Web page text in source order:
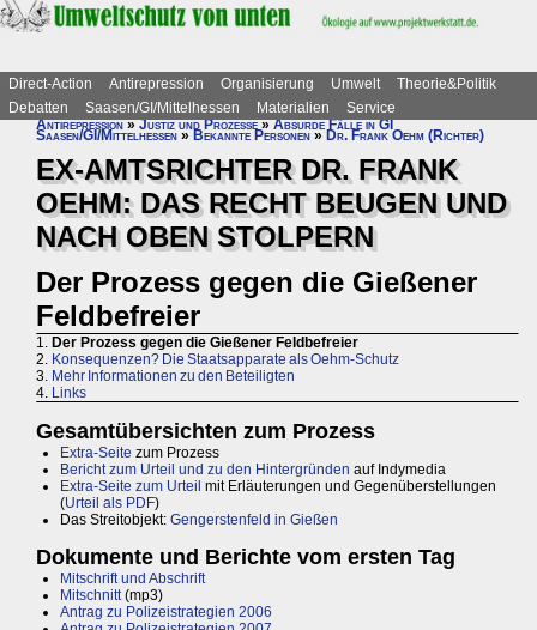
Direct-Action Antirepression Organisierung Umwelt
Theorie&Politik
Debatten
Saasen/GI/Mittelhessen Materialien
Service
Antirepression»Justiz und Prozesse»Absurde Fälle in GI
Saasen/GI/Mittelhessen » Bekannte Personen » Dr. Frank Oehm (Richter)
EX-AMTSRICHTER DR. FRANK
OEHM: DAS RECHT BEUGEN UND
NACH OBEN STOLPERN
Der Prozess gegen die Gießener
Feldbefreier
1. Der Prozess gegen die Gießener Feldbefreier
2. Konsequenzen? Die Staatsapparate als Oehm-Schutz
3. Mehr Informationen zu den Beteiligten
4. Links
Gesamtübersichten zum Prozess
Extra-Seite zum Prozess
Bericht zum Urteil und zu den Hintergründen auf Indymedia
Extra-Seite zum Urteil mit Erläuterungen und Gegenüberstellungen
(Urteil als PDF)
Das Streitobjekt: Gengerstenfeld in Gießen
Dokumente und Berichte vom ersten Tag
Mitschrift und Abschrift
Mitschnitt(mp3)
Antrag zu Polizeistrategien 2006